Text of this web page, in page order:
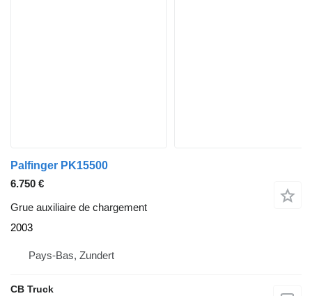
Palfinger PK15500
6.750 €
Grue auxiliaire de chargement
2003
Pays-Bas, Zundert
CB Truck